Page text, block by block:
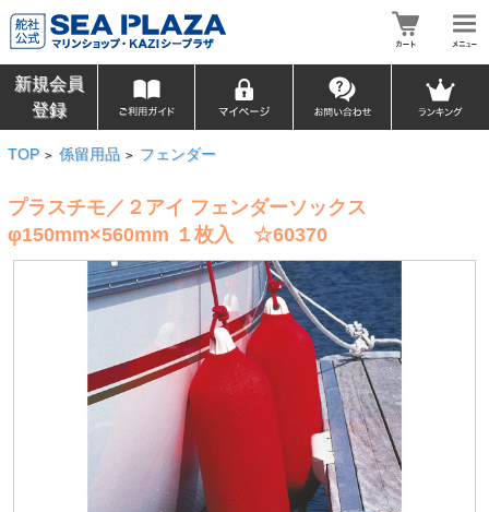
新規会員
登録
TOP > 係留用品 > フェンダー
プラスチモ／２アイ フェンダーソックス
φ150mm×560mm １枚入 ☆60370